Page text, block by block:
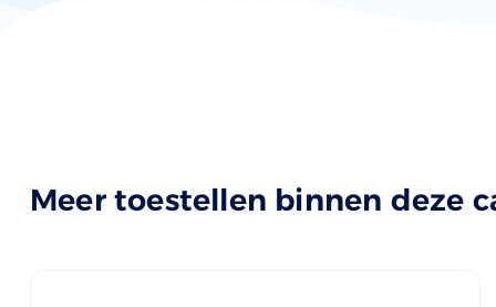
Meer toestellen binnen deze